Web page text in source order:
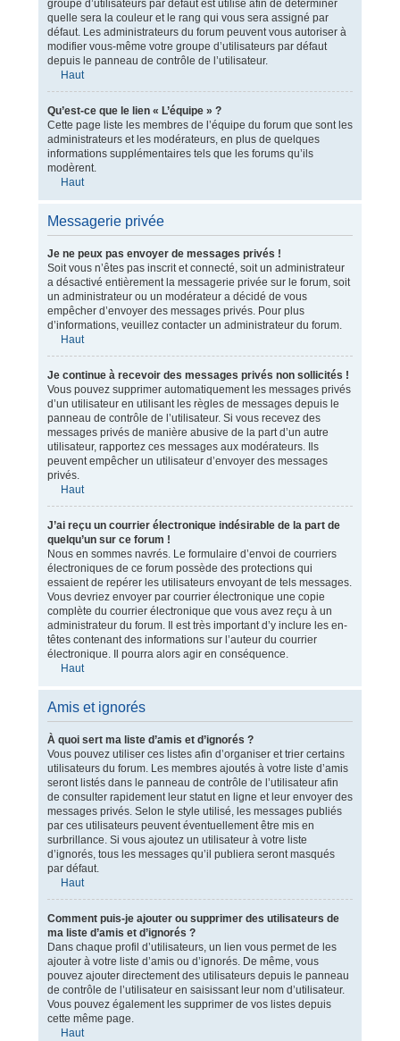
groupe d’utilisateurs par défaut est utilisé afin de déterminer
quelle sera la couleur et le rang qui vous sera assigné par
défaut. Les administrateurs du forum peuvent vous autoriser à
modifier vous-même votre groupe d’utilisateurs par défaut
depuis le panneau de contrôle de l’utilisateur.
Haut
Qu’est-ce que le lien « L’équipe » ?
Cette page liste les membres de l’équipe du forum que sont les
administrateurs et les modérateurs, en plus de quelques
informations supplémentaires tels que les forums qu’ils
modèrent.
Haut
Messagerie privée
Je ne peux pas envoyer de messages privés !
Soit vous n’êtes pas inscrit et connecté, soit un administrateur
a désactivé entièrement la messagerie privée sur le forum, soit
un administrateur ou un modérateur a décidé de vous
empêcher d’envoyer des messages privés. Pour plus
d’informations, veuillez contacter un administrateur du forum.
Haut
Je continue à recevoir des messages privés non sollicités !
Vous pouvez supprimer automatiquement les messages privés
d’un utilisateur en utilisant les règles de messages depuis le
panneau de contrôle de l’utilisateur. Si vous recevez des
messages privés de manière abusive de la part d’un autre
utilisateur, rapportez ces messages aux modérateurs. Ils
peuvent empêcher un utilisateur d’envoyer des messages
privés.
Haut
J’ai reçu un courrier électronique indésirable de la part de
quelqu’un sur ce forum !
Nous en sommes navrés. Le formulaire d’envoi de courriers
électroniques de ce forum possède des protections qui
essaient de repérer les utilisateurs envoyant de tels messages.
Vous devriez envoyer par courrier électronique une copie
complète du courrier électronique que vous avez reçu à un
administrateur du forum. Il est très important d’y inclure les en-
têtes contenant des informations sur l’auteur du courrier
électronique. Il pourra alors agir en conséquence.
Haut
Amis et ignorés
À quoi sert ma liste d’amis et d’ignorés ?
Vous pouvez utiliser ces listes afin d’organiser et trier certains
utilisateurs du forum. Les membres ajoutés à votre liste d’amis
seront listés dans le panneau de contrôle de l’utilisateur afin
de consulter rapidement leur statut en ligne et leur envoyer des
messages privés. Selon le style utilisé, les messages publiés
par ces utilisateurs peuvent éventuellement être mis en
surbrillance. Si vous ajoutez un utilisateur à votre liste
d’ignorés, tous les messages qu’il publiera seront masqués
par défaut.
Haut
Comment puis-je ajouter ou supprimer des utilisateurs de
ma liste d’amis et d’ignorés ?
Dans chaque profil d’utilisateurs, un lien vous permet de les
ajouter à votre liste d’amis ou d’ignorés. De même, vous
pouvez ajouter directement des utilisateurs depuis le panneau
de contrôle de l’utilisateur en saisissant leur nom d’utilisateur.
Vous pouvez également les supprimer de vos listes depuis
cette même page.
Haut